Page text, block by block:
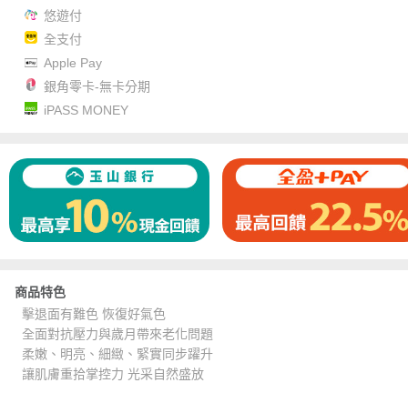
悠遊付
全支付
Apple Pay
銀角零卡-無卡分期
iPASS MONEY
商品特色
擊退面有難色 恢復好氣色
全面對抗壓力與歲月帶來老化問題
柔嫩、明亮、細緻、緊實同步躍升
讓肌膚重拾掌控力 光采自然盛放